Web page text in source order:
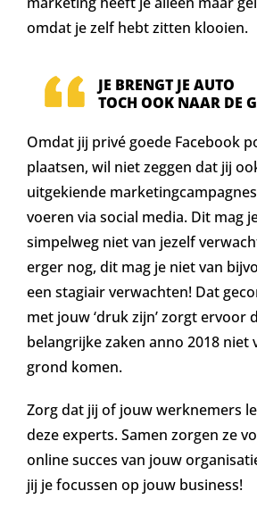
omdat je zelf hebt zitten klooien.
JE BRENGT JE AUTO
TOCH OOK NAAR DE
Omdat jij privé goede Facebook
plaatsen, wil niet zeggen dat jij
uitgekiende
voeren via social media. Dit mag
simpelweg niet van jezelf
erger nog, dit mag je niet van
een stagiair verwachten! Dat
met jouw ‘druk zijn’ zorgt ervoor
belangrijke zaken anno 2018 niet
grond komen.
Zorg dat jij of jouw werknemers
deze experts. Samen zorgen ze
online succes van jouw
jij je focussen op jouw business!